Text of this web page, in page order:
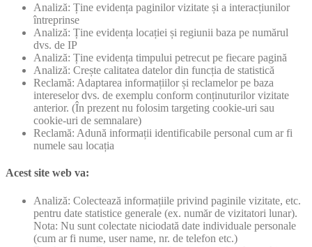
Analiză: Ține evidența paginilor vizitate și a interacțiunilor
întreprinse
Analiză: Ține evidența locației și regiunii baza pe numărul
dvs. de IP
Analiză: Ține evidența timpului petrecut pe fiecare pagină
Analiză: Crește calitatea datelor din funcția de statistică
Reclamă: Adaptarea informațiilor și reclamelor pe baza
intereselor dvs. de exemplu conform conținuturilor vizitate
anterior. (În prezent nu folosim targeting cookie-uri sau
cookie-uri de semnalare)
Reclamă: Adună informații identificabile personal cum ar fi
numele sau locația
Acest site web va:
Analiză: Colectează informațiile privind paginile vizitate, etc.
pentru date statistice generale (ex. număr de vizitatori lunar).
Nota: Nu sunt colectate niciodată date individuale personale
(cum ar fi nume, user name, nr. de telefon etc.)